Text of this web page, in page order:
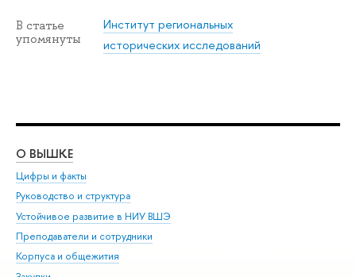
В статье
упомянуты
Институт региональных
исторических исследований
О ВЫШКЕ
Цифры и факты
Руководство и структура
Устойчивое развитие в НИУ ВШЭ
Преподаватели и сотрудники
Корпуса и общежития